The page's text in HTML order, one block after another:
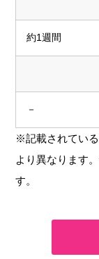
約1週間
－
※記載されてい
より異なります
す。